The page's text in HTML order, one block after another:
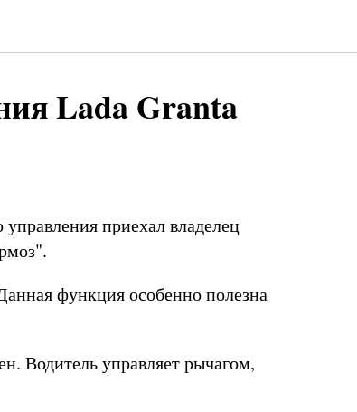
Lada Granta
приехал владелец
функция особенно полезна
Водитель управляет рычагом,